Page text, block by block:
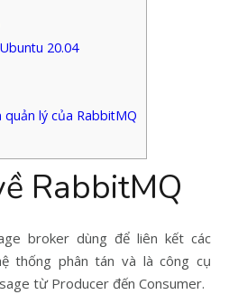
20.04
quản lý của RabbitMQ
RabbitMQ
broker dùng để liên kết các
thống phân tán và là công cụ
từ Producer đến Consumer.